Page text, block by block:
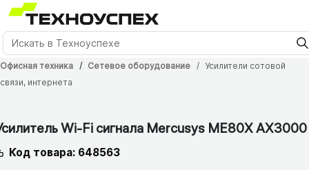
Офисная техника Сетевое оборудование
Усилители сотовой
связи, интернета
Wi-Fi сигнала Mercusys ME80X AX3000
Код товара: 648563